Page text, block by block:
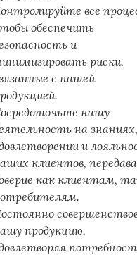
все
обеспечить
и
риски,
с нашей
нашу
на знаниях,
и
клиентов,
как клиентам,
продукцию,